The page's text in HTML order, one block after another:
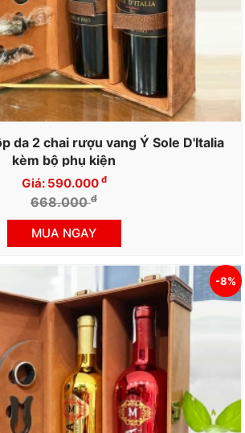
da 2 chai rượu vang Ý Sole D'Italia
kèm bộ phụ kiện
Giá: 590.000 đ
668.000đ
MUA NGAY
-8%